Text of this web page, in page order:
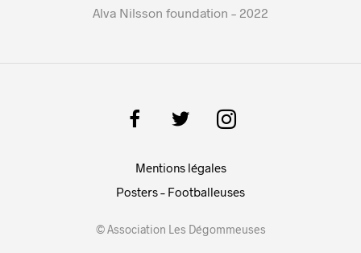
Alva Nilsson foundation – 2022
Mentions légales
Posters – Footballeuses
© Association Les Dégommeuses